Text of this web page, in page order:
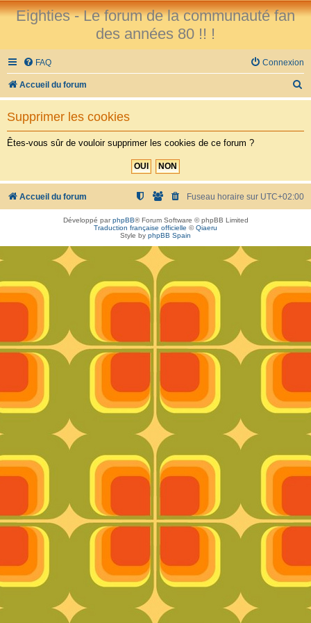
Eighties - Le forum de la communauté fan
des années 80 !! !
FAQ Connexion
Accueil du forum
e
h
r
Supprimer les cookies
Êtes-vous sûr de vouloir supprimer les cookies de ce forum ?
Accueil du forum Fuseau horaire sur UTC+02:00
Développé parphpBB® Forum Software © phpBB Limited
Traduction française officielle ©Qiaeru
Style by phpBB Spain